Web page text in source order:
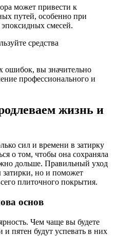
может привести к
путей, особенно при
смесей.
средства
ошибок, вы значительно
профессионального и
жизнь и
сил и времени в затирку
о том, чтобы она сохраняла
дольше. Правильный уход
затирки, но и поможет
плиточного покрытия.
основ
Чем чаще вы будете
пятен будут успевать в них